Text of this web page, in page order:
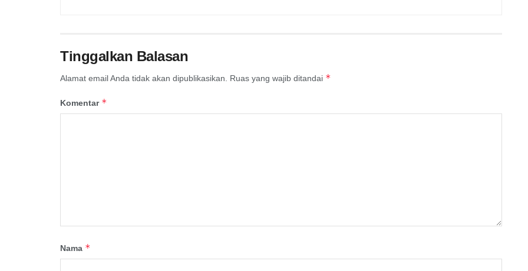
Tinggalkan Balasan
Alamat email Anda tidak akan dipublikasikan. Ruas yang wajib ditandai *
Komentar *
Nama *